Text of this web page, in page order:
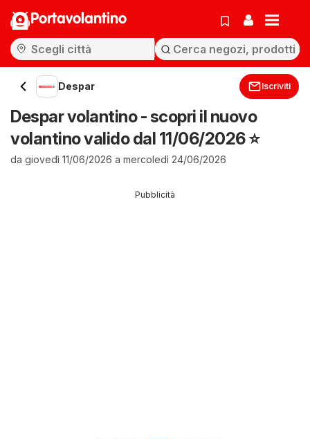
Portavolantino
Despar Iscriviti
Despar volantino - scopri il nuovo
volantino valido dal 11/06/2026 ⭐️
da giovedì 11/06/2026 a mercoledì 24/06/2026
Pubblicità